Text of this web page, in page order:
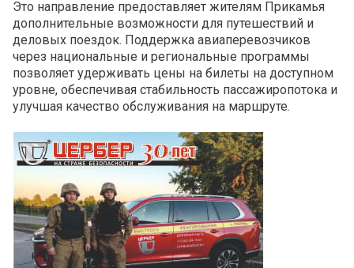
Это направление предоставляет жителям Прикамья
дополнительные возможности для путешествий и
деловых поездок. Поддержка авиаперевозчиков
через национальные и региональные программы
позволяет удерживать цены на билеты на доступном
уровне, обеспечивая стабильность пассажиропотока и
улучшая качество обслуживания на маршруте.